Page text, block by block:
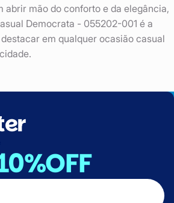
abrir mão do conforto e da elegância,
Democrata - 055202-001 é a
em qualquer ocasião casual